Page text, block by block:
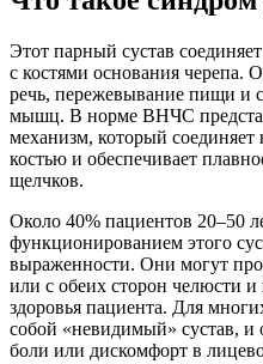
Этот парный сустав
с костями основания черепа.
речь, пережевывание пищи и
мышц. В норме ВНЧС
механизм, который
костью и обеспечивает
щелчков.
Около 40% пациентов 20–50
функционированием этого
выраженности. Они могут
или с обеих сторон челюсти и
здоровья пациента. Для
собой «невидимый» сустав,
боли или дискомфорт в